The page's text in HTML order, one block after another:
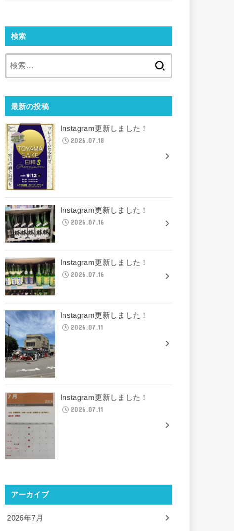
検索
最新の投稿
Instagram更新しました！
2026.07.18
Instagram更新しました！
2026.07.16
Instagram更新しました！
2026.07.16
Instagram更新しました！
2026.07.11
Instagram更新しました！
2026.07.11
アーカイブ
2026年7月